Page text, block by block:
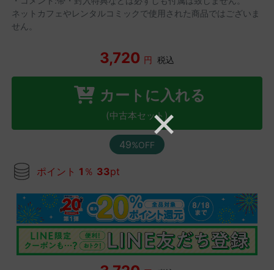
ネットカフェやレンタルコミックで使用された商品ではございま
せん。
3,720 円 税込
カートに入れる
(中古本セット)
49%OFF
ポイント 1 ％ 33pt